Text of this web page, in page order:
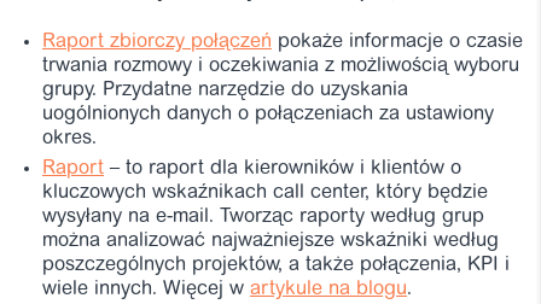
Raport zbiorczy połączeń pokaże informacje o czasie
trwania rozmowy i oczekiwania z możliwością wyboru
grupy. Przydatne narzędzie do uzyskania
uogólnionych danych o połączeniach za ustawiony
okres.
Raport – to raport dla kierowników i klientów o
kluczowych wskaźnikach call center, który będzie
wysyłany na e-mail. Tworząc raporty według grup
można analizować najważniejsze wskaźniki według
poszczególnych projektów, a także połączenia, KPI i
wiele innych. Więcej w artykule na blogu.